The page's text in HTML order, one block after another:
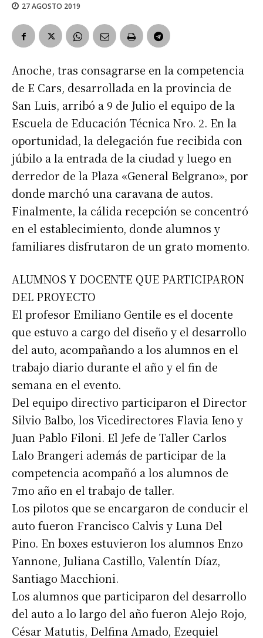
27 AGOSTO 2019
Anoche, tras consagrarse en la competencia
de E Cars, desarrollada en la provincia de
San Luis, arribó a 9 de Julio el equipo de la
Escuela de Educación Técnica Nro. 2. En la
oportunidad, la delegación fue recibida con
júbilo a la entrada de la ciudad y luego en
derredor de la Plaza «General Belgrano», por
donde marchó una caravana de autos.
Finalmente, la cálida recepción se concentró
en el establecimiento, donde alumnos y
familiares disfrutaron de un grato momento.
ALUMNOS Y DOCENTE QUE PARTICIPARON
DEL PROYECTO
El profesor Emiliano Gentile es el docente
que estuvo a cargo del diseño y el desarrollo
del auto, acompañando a los alumnos en el
trabajo diario durante el año y el fin de
semana en el evento.
Del equipo directivo participaron el Director
Silvio Balbo, los Vicedirectores Flavia Ieno y
Juan Pablo Filoni. El Jefe de Taller Carlos
Lalo Brangeri además de participar de la
competencia acompañó a los alumnos de
7mo año en el trabajo de taller.
Los pilotos que se encargaron de conducir el
auto fueron Francisco Calvis y Luna Del
Pino. En boxes estuvieron los alumnos Enzo
Yannone, Juliana Castillo, Valentín Díaz,
Santiago Macchioni.
Los alumnos que participaron del desarrollo
del auto a lo largo del año fueron Alejo Rojo,
César Matutis, Delfina Amado, Ezequiel